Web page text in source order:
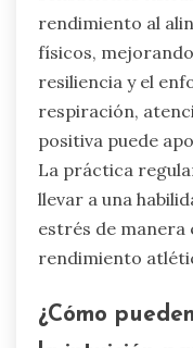
rendimiento
estrategias
estrategias
resultados y
estrategias de
conciencia del
sensaciones
rendimiento al
físicos,
respiración,
positiva puede